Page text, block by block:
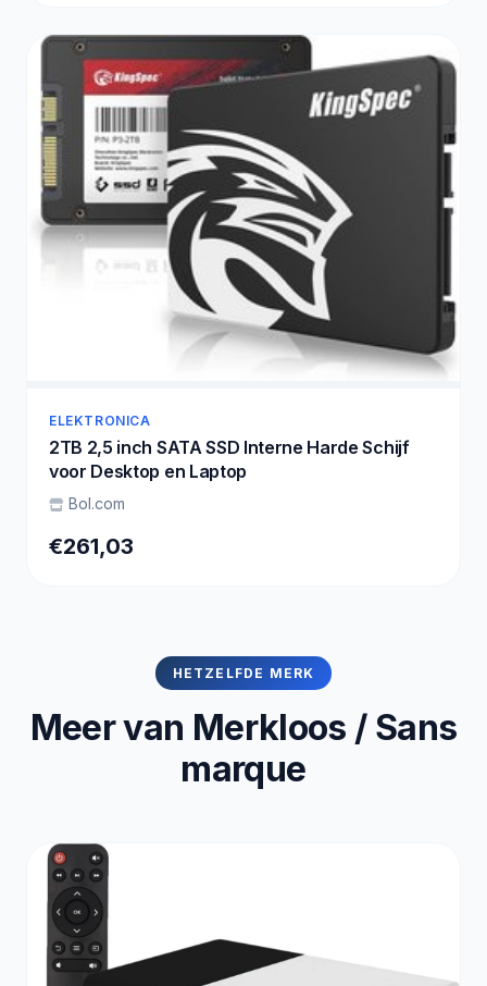
ELEKTRONICA
2TB 2,5 inch SATA SSD Interne Harde Schijf
voor Desktop en Laptop
Bol.com
€261,03
HETZELFDE MERK
Meer van Merkloos / Sans
marque